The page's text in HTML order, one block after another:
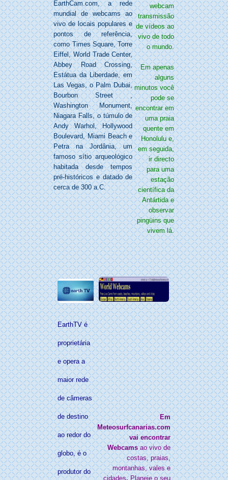
EarthCam.com, a rede
mundial de webcams ao
vivode locais populares e
pontos de referência,
como Times Square, Torre
Eiffel, World Trade Center,
Abbey Road Crossing,
Estátua da Liberdade, em
Las Vegas, o Palm Dubai,
Bourbon Street ,
Washington Monument,
Niagara Falls, o túmulo de
Andy Warhol, Hollywood
Boulevard, Miami Beach e
Petra na Jordânia, um
famoso sítio arqueológico
habitada desde tempos
pré-históricos e datado de
cerca de 300 a.C.
webcam
transmissão
de vídeos ao
vivo de todo
o mundo.
Em apenas
alguns
minutos você
pode se
encontrar em
uma praia
quente em
Honolulu e,
em seguida,
ir directo
para uma
estação
científica da
Antártida e
observar
pingüins que
vivem lá.
EarthTV é
proprietária
e opera a
maior rede
de câmeras
de destino
ao redor do
globo, é o
produtor do
Em
Meteosurfcanarias.com
vai encontrar
Webcamsao vivo de
costas, praias,
montanhas, vales e
cidades.Planeje o seu